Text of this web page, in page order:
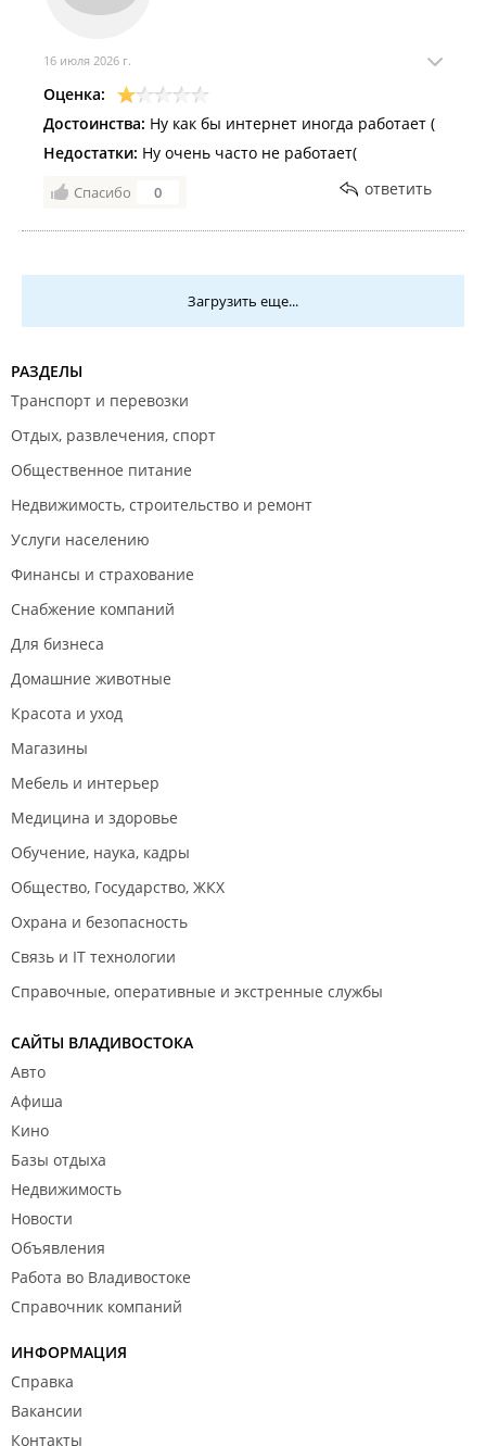
16 июля 2026 г.
Оценка:
Достоинства: Ну как бы интернет иногда работает (
Недостатки: Ну очень часто не работает(
Спасибо 0 ответить
Загрузить еще...
РАЗДЕЛЫ
Транспорт и перевозки
Отдых, развлечения, спорт
Общественное питание
Недвижимость, строительство и ремонт
Услуги населению
Финансы и страхование
Снабжение компаний
Для бизнеса
Домашние животные
Красота и уход
Магазины
Мебель и интерьер
Медицина и здоровье
Обучение, наука, кадры
Общество, Государство, ЖКХ
Охрана и безопасность
Связь и IT технологии
Справочные, оперативные и экстренные службы
САЙТЫ ВЛАДИВОСТОКА
Авто
Афиша
Кино
Базы отдыха
Недвижимость
Новости
Объявления
Работа во Владивостоке
Справочник компаний
ИНФОРМАЦИЯ
Справка
Вакансии
Контакты